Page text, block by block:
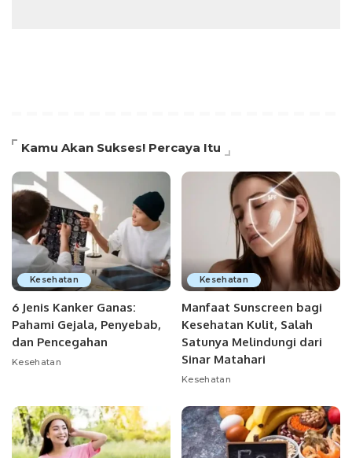
Kamu Akan Sukses! Percaya Itu
Kesehatan
6 Jenis Kanker Ganas:
Pahami Gejala, Penyebab,
dan Pencegahan
Kesehatan
Kesehatan
Manfaat Sunscreen bagi
Kesehatan Kulit, Salah
Satunya Melindungi dari
Sinar Matahari
Kesehatan